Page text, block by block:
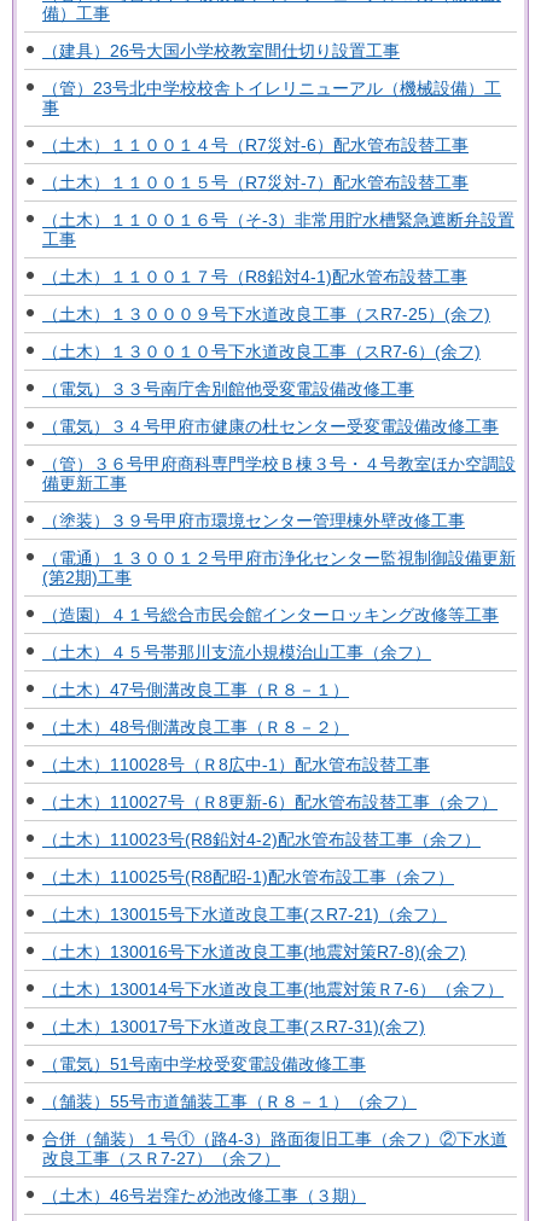
備）工事
（建具）26号大国小学校教室間仕切り設置工事
（管）23号北中学校校舎トイレリニューアル（機械設備）工
事
（土木）１１００１４号（R7災対-6）配水管布設替工事
（土木）１１００１５号（R7災対-7）配水管布設替工事
（土木）１１００１６号（そ-3）非常用貯水槽緊急遮断弁設置
工事
（土木）１１００１７号（R8鉛対4-1)配水管布設替工事
（土木）１３０００９号下水道改良工事（スR7-25）(余フ)
（土木）１３００１０号下水道改良工事（スR7-6）(余フ)
（電気）３３号南庁舎別館他受変電設備改修工事
（電気）３４号甲府市健康の杜センター受変電設備改修工事
（管）３６号甲府商科専門学校Ｂ棟３号・４号教室ほか空調設
備更新工事
（塗装）３９号甲府市環境センター管理棟外壁改修工事
（電通）１３００１２号甲府市浄化センター監視制御設備更新
(第2期)工事
（造園）４１号総合市民会館インターロッキング改修等工事
（土木）４５号帯那川支流小規模治山工事（余フ）
（土木）47号側溝改良工事（Ｒ８－１）
（土木）48号側溝改良工事（Ｒ８－２）
（土木）110028号（Ｒ8広中-1）配水管布設替工事
（土木）110027号（Ｒ8更新-6）配水管布設替工事（余フ）
（土木）110023号(R8鉛対4-2)配水管布設替工事（余フ）
（土木）110025号(R8配昭-1)配水管布設工事（余フ）
（土木）130015号下水道改良工事(スR7-21)（余フ）
（土木）130016号下水道改良工事(地震対策R7-8)(余フ)
（土木）130014号下水道改良工事(地震対策Ｒ7-6）（余フ）
（土木）130017号下水道改良工事(スR7-31)(余フ)
（電気）51号南中学校受変電設備改修工事
（舗装）55号市道舗装工事（Ｒ８－１）（余フ）
合併（舗装）１号①（路4-3）路面復旧工事（余フ）②下水道
改良工事（スＲ7-27）（余フ）
（土木）46号岩窪ため池改修工事（３期）